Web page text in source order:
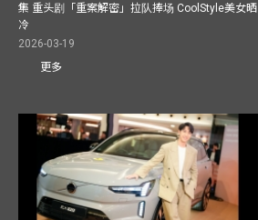
集 重头剧「重案解密」拉队捧场 CoolStyle美女晒
冷
2026-03-19
更多